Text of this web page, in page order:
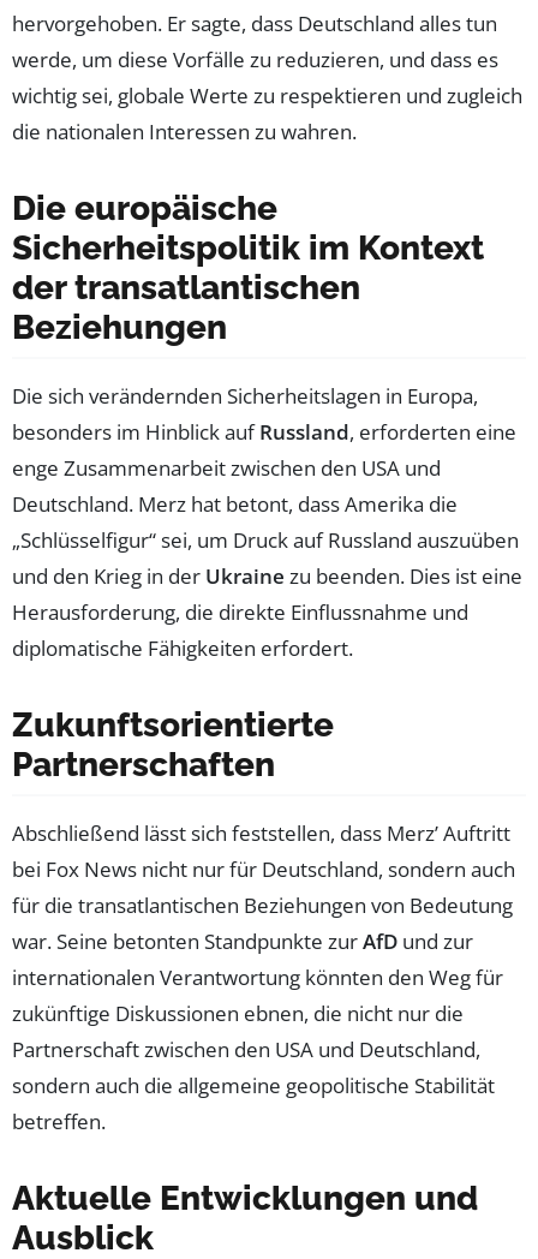
hervorgehoben. Er sagte, dass Deutschland alles tun
werde, um diese Vorfälle zu reduzieren, und dass es
wichtig sei, globale Werte zu respektieren und zugleich
die nationalen Interessen zu wahren.
Die europäische
Sicherheitspolitik im Kontext
der transatlantischen
Beziehungen
Die sich verändernden Sicherheitslagen in Europa,
besonders im Hinblick aufRussland, erforderten eine
enge Zusammenarbeit zwischen den USA und
Deutschland. Merz hat betont, dass Amerika die
„Schlüsselfigur“ sei, um Druck auf Russland auszuüben
und den Krieg in der Ukraine zu beenden. Dies ist eine
Herausforderung, die direkte Einflussnahme und
diplomatische Fähigkeiten erfordert.
Zukunftsorientierte
Partnerschaften
Abschließend lässt sich feststellen, dass Merz’ Auftritt
bei Fox News nicht nur für Deutschland, sondern auch
für die transatlantischen Beziehungen von Bedeutung
war. Seine betonten Standpunkte zurAfD und zur
internationalen Verantwortung könnten den Weg für
zukünftige Diskussionen ebnen, die nicht nur die
Partnerschaft zwischen den USA und Deutschland,
sondern auch die allgemeine geopolitische Stabilität
betreffen.
Aktuelle Entwicklungen und
Ausblick